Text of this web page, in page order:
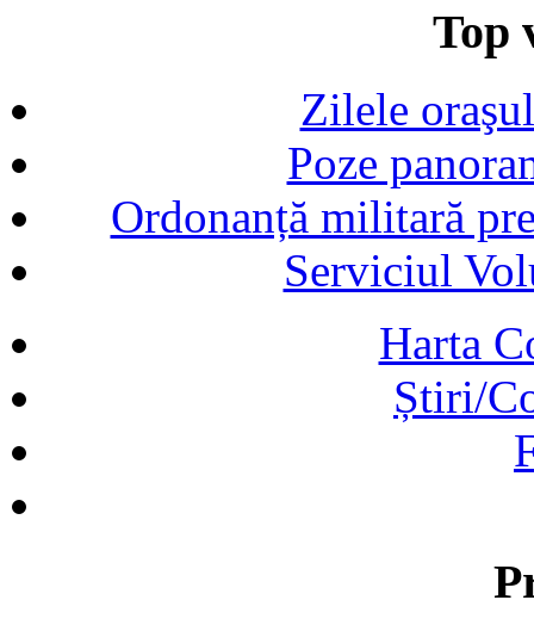
Top
Zilele
Poze
Ordonanță militară
Serviciul
Harta
Știri/